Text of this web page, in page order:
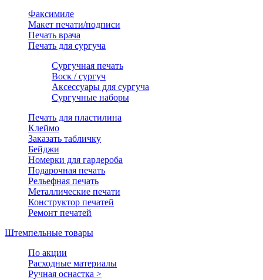
Факсимиле
Макет печати/подписи
Печать врача
Печать для сургуча
Сургучная печать
Воск / сургуч
Аксессуары для сургуча
Сургучные наборы
Печать для пластилина
Клеймо
Заказать табличку
Бейджи
Номерки для гардероба
Подарочная печать
Рельефная печать
Металлические печати
Конструктор печатей
Ремонт печатей
Штемпельные товары
По акции
Расходные материалы
Ручная оснастка >